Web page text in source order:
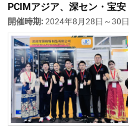
PCIMアジア、深セン・宝安
開催時期:2024年8月28日～30日